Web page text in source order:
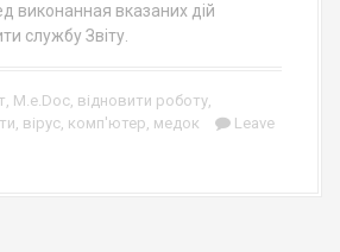
виконанная вказаних дій
службу Звіту.
, M.e.Doc, відновити роботу,
, вірус, комп'ютер, медок
Leave